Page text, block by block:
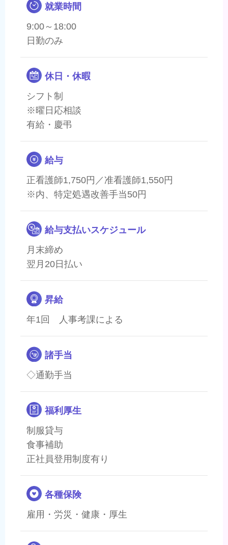
就業時間
9:00～18:00
日勤のみ
休日・休暇
シフト制
※曜日応相談
有給・慶弔
給与
正看護師1,750円／准看護師1,550円
※内、特定処遇改善手当50円
給与支払いスケジュール
月末締め
翌月20日払い
昇給
年1回 人事考課による
諸手当
◇通勤手当
福利厚生
制服貸与
食事補助
正社員登用制度有り
各種保険
雇用・労災・健康・厚生